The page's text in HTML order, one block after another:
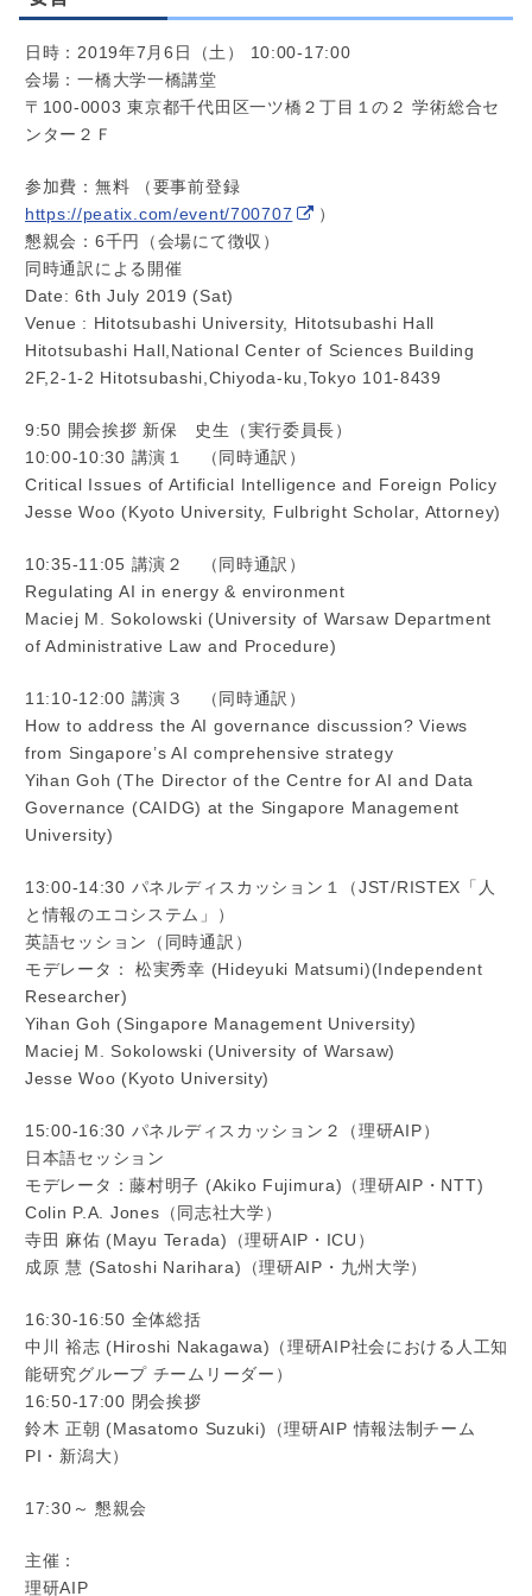
日時：2019年7月6日（土） 10:00-17:00
会場：一橋大学一橋講堂
〒100-0003 東京都千代田区一ツ橋２丁目１の２ 学術総合セ
ンター２Ｆ
参加費：無料 （要事前登録
https://peatix.com/event/700707
）
懇親会：6千円（会場にて徴収）
同時通訳による開催
Date: 6th July 2019 (Sat)
Venue : Hitotsubashi University, Hitotsubashi Hall
Hitotsubashi Hall,National Center of Sciences Building
2F,2-1-2 Hitotsubashi,Chiyoda-ku,Tokyo 101-8439
9:50 開会挨拶 新保 史生（実行委員長）
10:00-10:30 講演１ （同時通訳）
Critical Issues of Artificial Intelligence and Foreign Policy
Jesse Woo (Kyoto University, Fulbright Scholar, Attorney)
10:35-11:05 講演２ （同時通訳）
Regulating AI in energy & environment
Maciej M. Sokolowski (University of Warsaw Department
of Administrative Law and Procedure)
11:10-12:00 講演３ （同時通訳）
How to address the AI governance discussion? Views
from Singapore’s AI comprehensive strategy
Yihan Goh (The Director of the Centre for AI and Data
Governance (CAIDG) at the Singapore Management
University)
13:00-14:30 パネルディスカッション１（JST/RISTEX「人
と情報のエコシステム」）
英語セッション（同時通訳）
モデレータ： 松実秀幸 (Hideyuki Matsumi)(Independent
Researcher)
Yihan Goh (Singapore Management University)
Maciej M. Sokolowski (University of Warsaw)
Jesse Woo (Kyoto University)
15:00-16:30 パネルディスカッション２（理研AIP）
日本語セッション
モデレータ：藤村明子 (Akiko Fujimura)（理研AIP・NTT)
Colin P.A. Jones（同志社大学）
寺田 麻佑 (Mayu Terada)（理研AIP・ICU）
成原 慧 (Satoshi Narihara)（理研AIP・九州大学）
16:30-16:50 全体総括
中川 裕志 (Hiroshi Nakagawa)（理研AIP社会における人工知
能研究グループ チームリーダー）
16:50-17:00 閉会挨拶
鈴木 正朝 (Masatomo Suzuki)（理研AIP 情報法制チーム
PI・新潟大）
17:30～ 懇親会
主催：
理研AIP